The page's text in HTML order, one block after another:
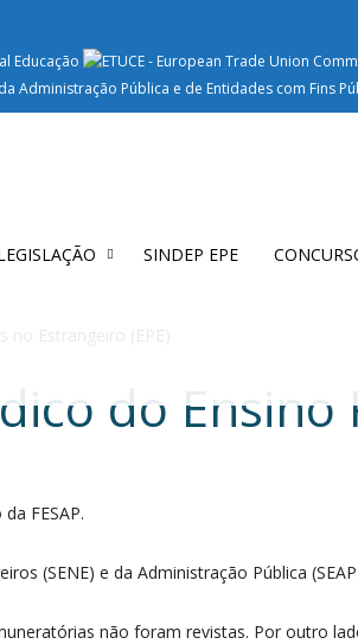
SINDEP EPE
do
FESAP.
(SENE) e da Administração Pública
não foram revistas. Por outro